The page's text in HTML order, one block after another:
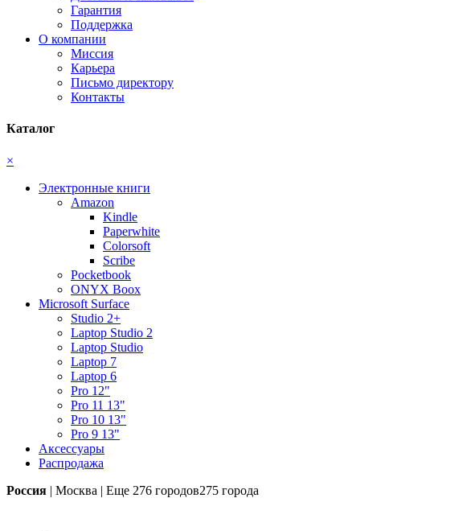
Гарантия
Поддержка
О компании
Миссия
Карьера
Письмо директору
Контакты
Каталог
×
Электронные книги
Amazon
Kindle
Paperwhite
Colorsoft
Scribe
Pocketbook
ONYX Boox
Microsoft Surface
Studio 2+
Laptop Studio 2
Laptop Studio
Laptop 7
Laptop 6
Pro 12"
Pro 11 13"
Pro 10 13"
Pro 9 13"
Аксессуары
Распродажа
Россия | Москва | Еще 276 городов275 города